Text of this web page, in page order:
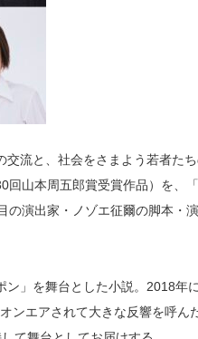
流と、社会をさまよう若者たち
回山本周五郎賞受賞作品）を、
の演出家・ノゾエ征爾の脚本・
ン」を舞台とした小説。2018年
ンエアされて大きな反響を呼ん